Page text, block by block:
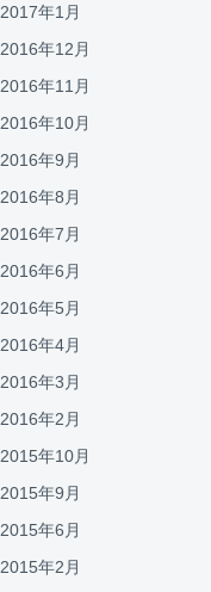
2017年1月
2016年12月
2016年11月
2016年10月
2016年9月
2016年8月
2016年7月
2016年6月
2016年5月
2016年4月
2016年3月
2016年2月
2015年10月
2015年9月
2015年6月
2015年2月